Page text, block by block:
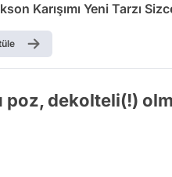
Karışımı Yeni Tarzı
poz, dekolteli(!)